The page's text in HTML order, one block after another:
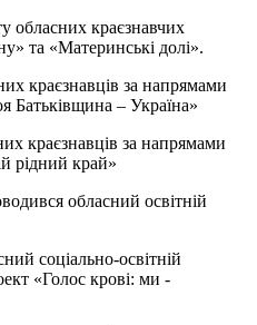
обласних краєзнавчих
та «Материнські долі».
краєзнавців за напрямами
Батьківщина – Україна»
краєзнавців за напрямами
рідний край»
обласний освітній
соціально-освітній
«Голос крові: ми -